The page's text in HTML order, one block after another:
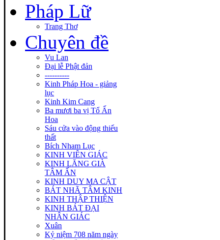
Pháp Lữ
Trang Thơ
Chuyên đề
Vu Lan
Đại lễ Phật đản
----------
Kinh Pháp Hoa - giảng
lục
Kinh Kim Cang
Ba mươi ba vị Tổ Ấn
Hoa
Sáu cửa vào động thiếu
thất
Bích Nham Lục
KINH VIÊN GIÁC
KINH LĂNG GIÀ
TÂM ẤN
KINH DUY MA CẬT
BÁT NHÃ TÂM KINH
KINH THẬP THIỆN
KINH BÁT ĐẠI
NHÂN GIÁC
Xuân
Kỷ niệm 708 năm ngày